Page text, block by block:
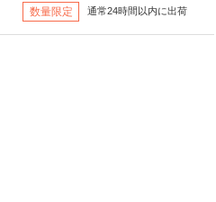
数量限定 通常24時間以内に出荷